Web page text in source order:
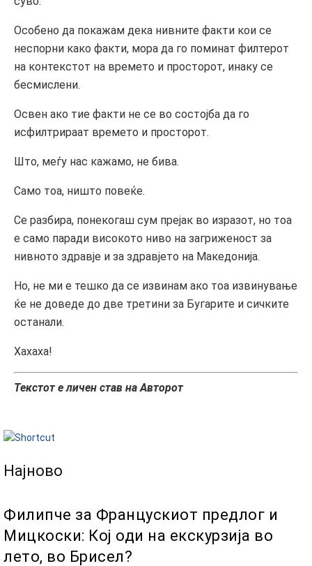
Особено да покажам дека нивните факти кои се
неспорни како факти, мора да го поминат филтерот
на контекстот на времето и просторот, инаку се
бесмислени.
Освен ако тие факти не се во состојба да го
исфилтрираат времето и просторот.
Што, меѓу нас кажамо, не бива.
Само тоа, ништо повеќе.
Се разбира, понекогаш сум прејак во изразот, но тоа
е само паради високото ниво на загриженост за
нивното здравје и за здравјето на Македонија.
Но, не ми е тешко да се извинам ако тоа извинување
ќе не доведе до две третини за Бугарите и сичките
останали.
Хахаха!
Текстот е личен став на Авторот
Најново
Филипче за Францускиот предлог и
Мицкоски: Кој оди на екскурзија во
лето, во Брисел?